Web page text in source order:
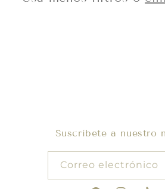
Suscríbete a nuestro
Correo electrónico